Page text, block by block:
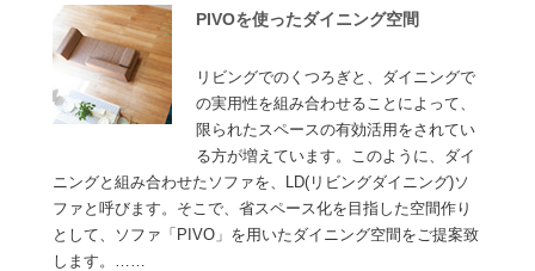
PIVOを使ったダイニング空間
リビングでのくつろぎと、ダイニングで
の実用性を組み合わせることによって、
限られたスペースの有効活用をされてい
る方が増えています。このように、ダイ
ニングと組み合わせたソファを、LD(リビングダイニング)ソ
ファと呼びます。そこで、省スペース化を目指した空間作り
として、ソファ「PIVO」を用いたダイニング空間をご提案致
します。……